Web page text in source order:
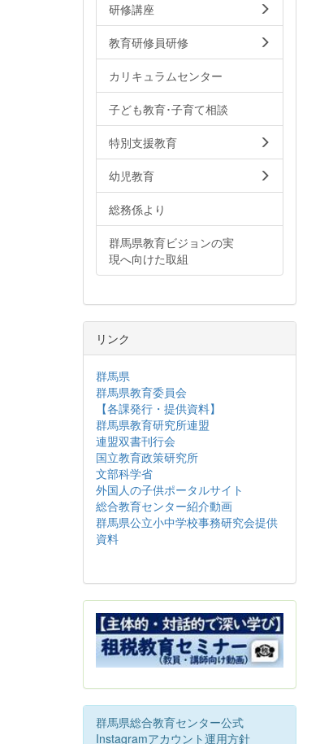
研修講座
教育研修員研修
カリキュラムセンター
子ども教育･子育て相談
特別支援教育
幼児教育
総務係より
群馬県教育ビジョンの実
現へ向けた取組
リンク
群馬県
群馬県教育委員会
【各課発行・提供資料】
群馬県教育研究所連盟
連盟双書刊行会
国立教育政策研究所
文部科学省
外国人の子供ポータルサイト
総合教育センター紹介動画
群馬県公立小中学校事務研究会提供
資料
群馬県総合教育センター公式
Instagramアカウント運用方針